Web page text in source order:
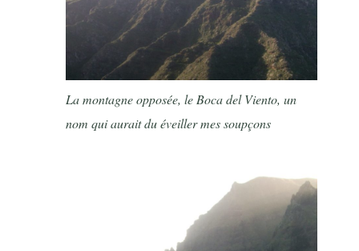
La montagne opposée, le Boca del Viento, un
nom qui aurait du éveiller mes soupçons